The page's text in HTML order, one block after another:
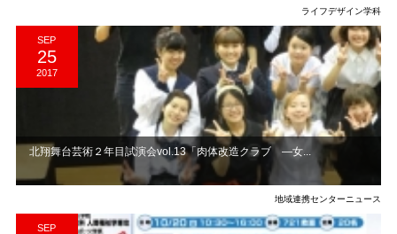
ライフデザイン学科
SEP
25
2017
北翔舞台芸術２年目試演会vol.13「肉体改造クラブ ―女...
地域連携センターニュース
SEP